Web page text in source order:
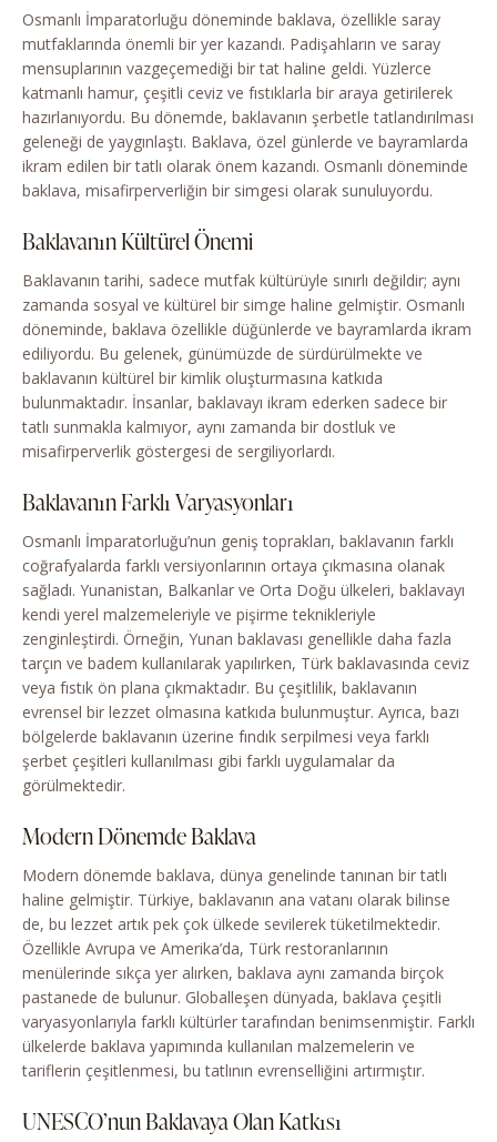
Osmanlı İmparatorluğu döneminde baklava, özellikle saray
mutfaklarında önemli bir yer kazandı. Padişahların ve saray
mensuplarının vazgeçemediği bir tat haline geldi. Yüzlerce
katmanlı hamur, çeşitli ceviz ve fıstıklarla bir araya getirilerek
hazırlanıyordu. Bu dönemde, baklavanın şerbetle tatlandırılması
geleneği de yaygınlaştı. Baklava, özel günlerde ve bayramlarda
ikram edilen bir tatlı olarak önem kazandı. Osmanlı döneminde
baklava, misafirperverliğin bir simgesi olarak sunuluyordu.
Baklavanın Kültürel Önemi
Baklavanın tarihi, sadece mutfak kültürüyle sınırlı değildir; aynı
zamanda sosyal ve kültürel bir simge haline gelmiştir. Osmanlı
döneminde, baklava özellikle düğünlerde ve bayramlarda ikram
ediliyordu. Bu gelenek, günümüzde de sürdürülmekte ve
baklavanın kültürel bir kimlik oluşturmasına katkıda
bulunmaktadır. İnsanlar, baklavayı ikram ederken sadece bir
tatlı sunmakla kalmıyor, aynı zamanda bir dostluk ve
misafirperverlik göstergesi de sergiliyorlardı.
Baklavanın Farklı Varyasyonları
Osmanlı İmparatorluğu’nun geniş toprakları, baklavanın farklı
coğrafyalarda farklı versiyonlarının ortaya çıkmasına olanak
sağladı. Yunanistan, Balkanlar ve Orta Doğu ülkeleri, baklavayı
kendi yerel malzemeleriyle ve pişirme teknikleriyle
zenginleştirdi. Örneğin, Yunan baklavası genellikle daha fazla
tarçın ve badem kullanılarak yapılırken, Türk baklavasında ceviz
veya fıstık ön plana çıkmaktadır. Bu çeşitlilik, baklavanın
evrensel bir lezzet olmasına katkıda bulunmuştur. Ayrıca, bazı
bölgelerde baklavanın üzerine fındık serpilmesi veya farklı
şerbet çeşitleri kullanılması gibi farklı uygulamalar da
görülmektedir.
Modern Dönemde Baklava
Modern dönemde baklava, dünya genelinde tanınan bir tatlı
haline gelmiştir. Türkiye, baklavanın ana vatanı olarak bilinse
de, bu lezzet artık pek çok ülkede sevilerek tüketilmektedir.
Özellikle Avrupa ve Amerika’da, Türk restoranlarının
menülerinde sıkça yer alırken, baklava aynı zamanda birçok
pastanede de bulunur. Globalleşen dünyada, baklava çeşitli
varyasyonlarıyla farklı kültürler tarafından benimsenmiştir. Farklı
ülkelerde baklava yapımında kullanılan malzemelerin ve
tariflerin çeşitlenmesi, bu tatlının evrenselliğini artırmıştır.
UNESCO’nun Baklavaya Olan Katkısı